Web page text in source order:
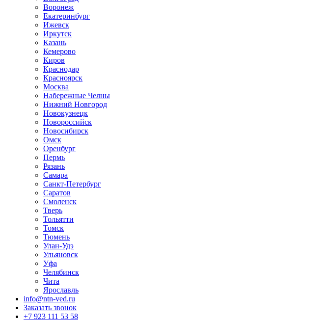
Воронеж
Екатеринбург
Ижевск
Иркутск
Казань
Кемерово
Киров
Краснодар
Красноярск
Москва
Набережные Челны
Нижний Новгород
Новокузнецк
Новороссийск
Новосибирск
Омск
Оренбург
Пермь
Рязань
Самара
Санкт-Петербург
Саратов
Смоленск
Тверь
Тольятти
Томск
Тюмень
Улан-Удэ
Ульяновск
Уфа
Челябинск
Чита
Ярославль
info@ntn-ved.ru
Заказать звонок
+7 923 111 53 58